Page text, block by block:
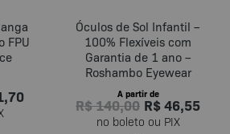
FPU
Óculos de Sol Infantil –
100% Flexíveis com
Garantia de 1 ano –
Roshambo Eyewear
A partir de
R$140,00 R$46,55